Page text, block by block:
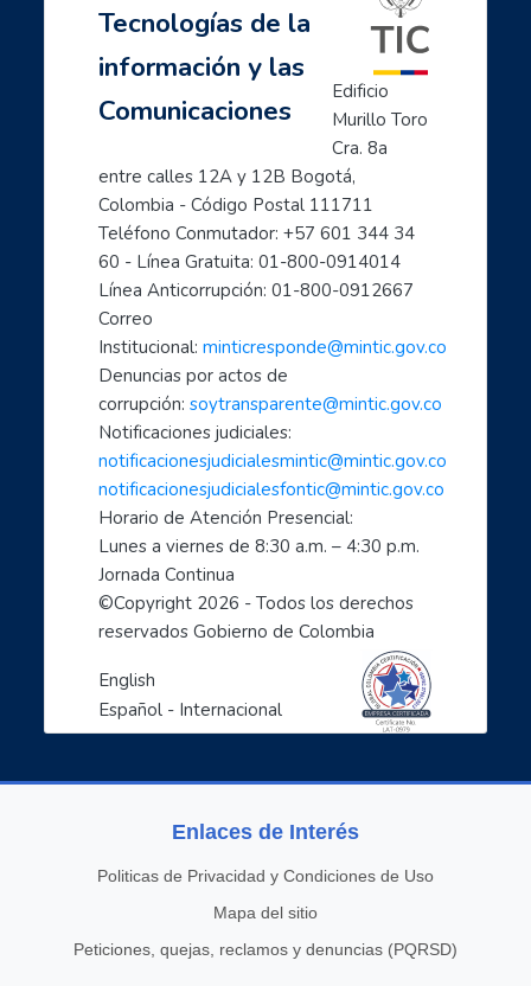
Tecnologías de la
información y las
Comunicaciones
Edificio
Murillo Toro
Cra. 8a
entre calles 12A y 12B Bogotá,
Colombia - Código Postal 111711
Teléfono Conmutador: +57 601 344 34
60 - Línea Gratuita: 01-800-0914014
Línea Anticorrupción: 01-800-0912667
Correo
Institucional: minticresponde@mintic.gov.co
Denuncias por actos de
corrupción: soytransparente@mintic.gov.co
Notificaciones judiciales:
notificacionesjudicialesmintic@mintic.gov.co
notificacionesjudicialesfontic@mintic.gov.co
Horario de Atención Presencial:
Lunes a viernes de 8:30 a.m. – 4:30 p.m.
Jornada Continua
©Copyright 2026 - Todos los derechos
reservados Gobierno de Colombia
English
Español - Internacional
Enlaces de Interés
Politicas de Privacidad y Condiciones de Uso
Mapa del sitio
Peticiones, quejas, reclamos y denuncias (PQRSD)